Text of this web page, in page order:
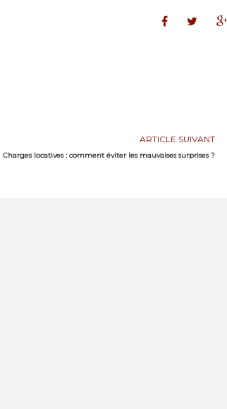
ARTICLE SUIVANT
Charges locatives : comment éviter les mauvaises surprises ?